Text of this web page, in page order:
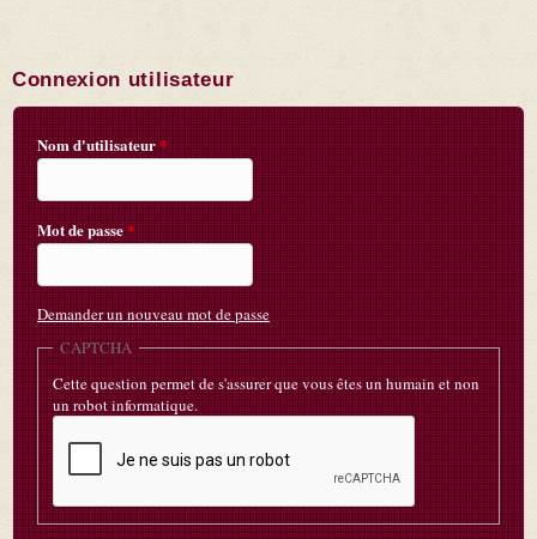
Connexion utilisateur
Nom d'utilisateur*
Mot de passe*
Demander un nouveau mot de passe
CAPTCHA
Cette question permet de s'assurer que vous êtes un humain et non
un robot informatique.